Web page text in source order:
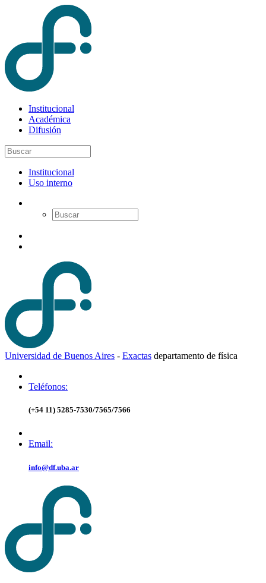
Institucional
Académica
Difusión
Institucional
Uso interno
Universidad de Buenos Aires - Exactas departamento de física
Teléfonos:
(+54 11) 5285-7530/7565/7566
Email:
info@df.uba.ar